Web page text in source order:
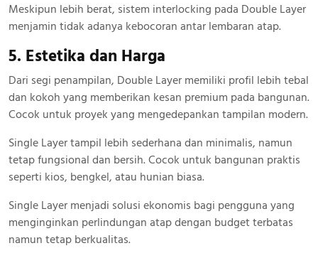
Meskipun lebih berat, sistem interlocking pada Double Layer
menjamin tidak adanya kebocoran antar lembaran atap.
5. Estetika dan Harga
Dari segi penampilan, Double Layer memiliki profil lebih tebal
dan kokoh yang memberikan kesan premium pada bangunan.
Cocok untuk proyek yang mengedepankan tampilan modern.
Single Layer tampil lebih sederhana dan minimalis, namun
tetap fungsional dan bersih. Cocok untuk bangunan praktis
seperti kios, bengkel, atau hunian biasa.
Single Layer menjadi solusi ekonomis bagi pengguna yang
menginginkan perlindungan atap dengan budget terbatas
namun tetap berkualitas.